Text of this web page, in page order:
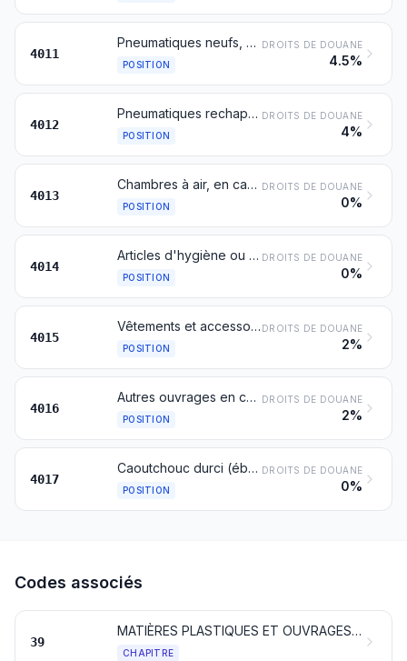
4011
Pneumatiques neufs, en caoutchouc
POSITION
DROITS DE DOUANE
4.5%
4012
Pneumatiques rechapés ou usagés en caoutchouc; bandages, bandes de roulement pour pneumatiques et « flaps », en caoutchouc
POSITION
DROITS DE DOUANE
4%
4013
Chambres à air, en caoutchouc
POSITION
DROITS DE DOUANE
0%
4014
Articles d'hygiène ou de pharmacie (y compris les tétines), en caoutchouc vulcanisé non durci, même avec parties en caoutchouc durci
POSITION
DROITS DE DOUANE
0%
4015
Vêtements et accessoires du vêtement (y compris les gants, mitaines et moufles) en caoutchouc vulcanisé non durci, pour tous usages
POSITION
DROITS DE DOUANE
2%
4016
Autres ouvrages en caoutchouc vulcanisé non durci
POSITION
DROITS DE DOUANE
2%
4017
Caoutchouc durci (ébonite, par exemple) sous toutes formes, y compris les déchets et débris; ouvrages en caoutchouc durci
POSITION
DROITS DE DOUANE
0%
Codes associés
39
MATIÈRES PLASTIQUES ET OUVRAGES EN CES MATIÈRES
CHAPITRE